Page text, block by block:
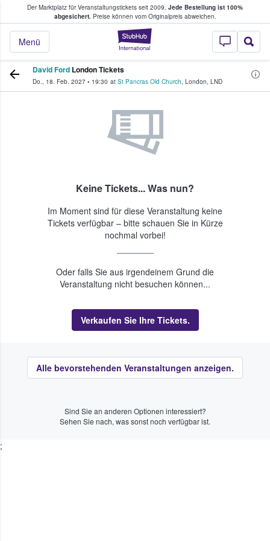
Der Marktplatz für Veranstaltungstickets seit 2009. Jede Bestellung ist 100%
abgesichert.Preise können vom Originalpreis abweichen.
StubHub - Wo
Menü
Tickets kaufen & verkaufen
David Ford London Tickets
Do., 18. Feb. 2027 • 19:30 at St Pancras Old Church, London, LND
Keine Tickets... Was nun?
Im Moment sind für diese Veranstaltung keine
Tickets verfügbar – bitte schauen Sie in Kürze
nochmal vorbei!
Oder falls Sie aus irgendeinem Grund die
Veranstaltung nicht besuchen können...
Verkaufen Sie Ihre Tickets.
Alle bevorstehenden Veranstaltungen anzeigen.
Sind Sie an anderen Optionen interessiert?
Sehen Sie nach, was sonst noch verfügbar ist.
;